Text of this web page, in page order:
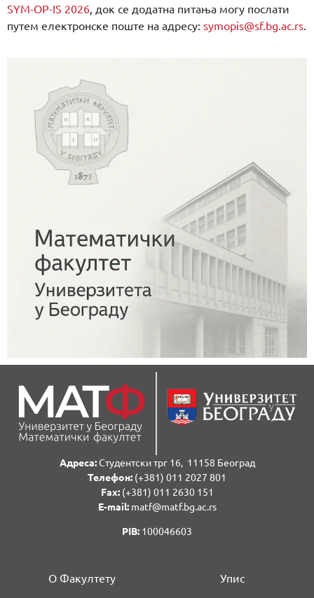
SYM-OP-IS 2026, док се додатна питања могу послати
путем електронске поште на адресу: symopis@sf.bg.ac.rs.
Адреса:Студентски трг 16, 11158 Београд
Телефон: (+381) 011 2027 801
Fаx:(+381) 011 2630 151
E-mail:matf@matf.bg.ac.rs
PIB: 100046603
О Факултету
Упис